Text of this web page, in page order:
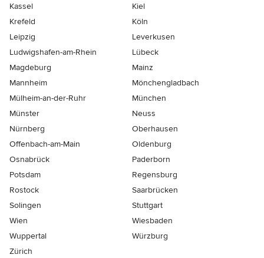
Kassel
Kiel
Krefeld
Köln
Leipzig
Leverkusen
Ludwigshafen-am-Rhein
Lübeck
Magdeburg
Mainz
Mannheim
Mönchen­gladbach
Mülheim-an-der-Ruhr
München
Münster
Neuss
Nürnberg
Oberhausen
Offenbach-am-Main
Oldenburg
Osnabrück
Paderborn
Potsdam
Regensburg
Rostock
Saarbrücken
Solingen
Stuttgart
Wien
Wiesbaden
Wuppertal
Würzburg
Zürich